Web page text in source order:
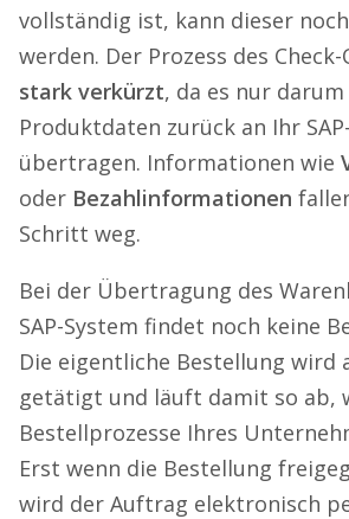
vollständig ist, kann dieser
werden. Der Prozess des
stark verkürzt, da es nur
Produktdaten zurück an Ihr
übertragen. Informationen wie
oder Bezahlinformationen
Schritt weg.
Bei der Übertragung des
SAP-System findet noch keine
Die eigentliche Bestellung wird
getätigt und läuft damit so ab,
Bestellprozesse Ihres
Erst wenn die Bestellung
wird der Auftrag elektronisch